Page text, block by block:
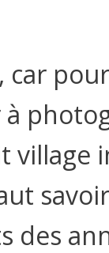
car
village
des